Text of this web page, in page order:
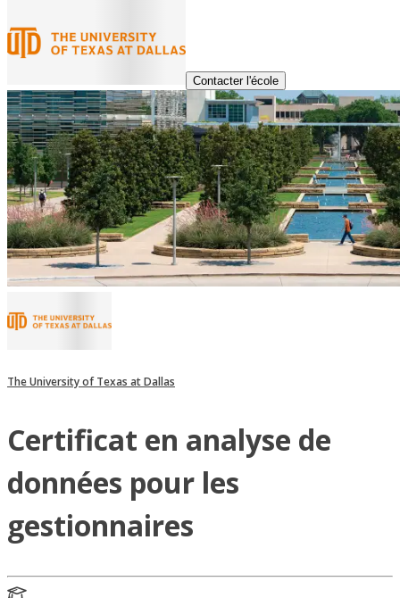
Contacter l'école
The University of Texas at Dallas
Certificat en analyse de
données pour les
gestionnaires